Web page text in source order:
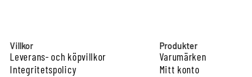
Villkor
Leverans- och köpvillkor
Integritetspolicy
Produkter
Varumärken
Mitt konto